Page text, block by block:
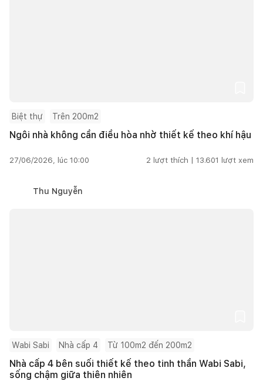
Biệt thự Trên 200m2
Ngôi nhà không cần điều hòa nhờ thiết kế theo khí hậu
27/06/2026, lúc 10:00 2 lượt thích | 13.601 lượt xem
Thu Nguyễn
Wabi Sabi Nhà cấp 4 Từ 100m2 đến 200m2
Nhà cấp 4 bên suối thiết kế theo tinh thần Wabi Sabi,
sống chậm giữa thiên nhiên